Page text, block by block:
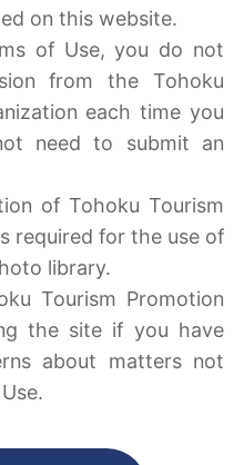
on this website.
of Use, you do not
from the Tohoku
each time you
need to submit an
of Tohoku Tourism
required for the use of
library.
Tourism Promotion
the site if you have
about matters not